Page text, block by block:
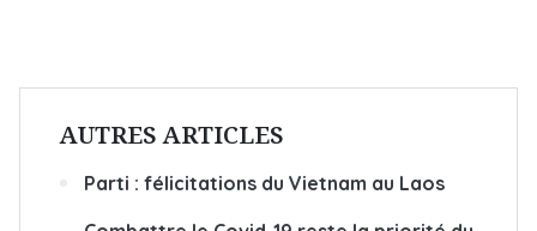
AUTRES ARTICLES
Parti : félicitations du Vietnam au Laos